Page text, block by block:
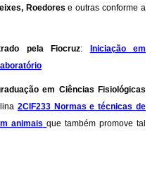
Roedorese outras conforme a
pela Fiocruz:
Iniciação em
em Ciências Fisiológicas
2CIF233 Normas e técnicas de
animais que também promove tal